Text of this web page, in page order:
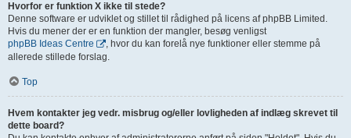
Hvorfor er funktion X ikke til stede?
Denne software er udviklet og stillet til rådighed på licens af phpBB Limited.
Hvis du mener der er en funktion der mangler, besøg venligst
phpBB Ideas Centre
, hvor du kan forelå nye funktioner eller stemme på
allerede stillede forslag.
Top
Hvem kontakter jeg vedr. misbrug og/eller lovligheden af indlæg skrevet til
dette board?